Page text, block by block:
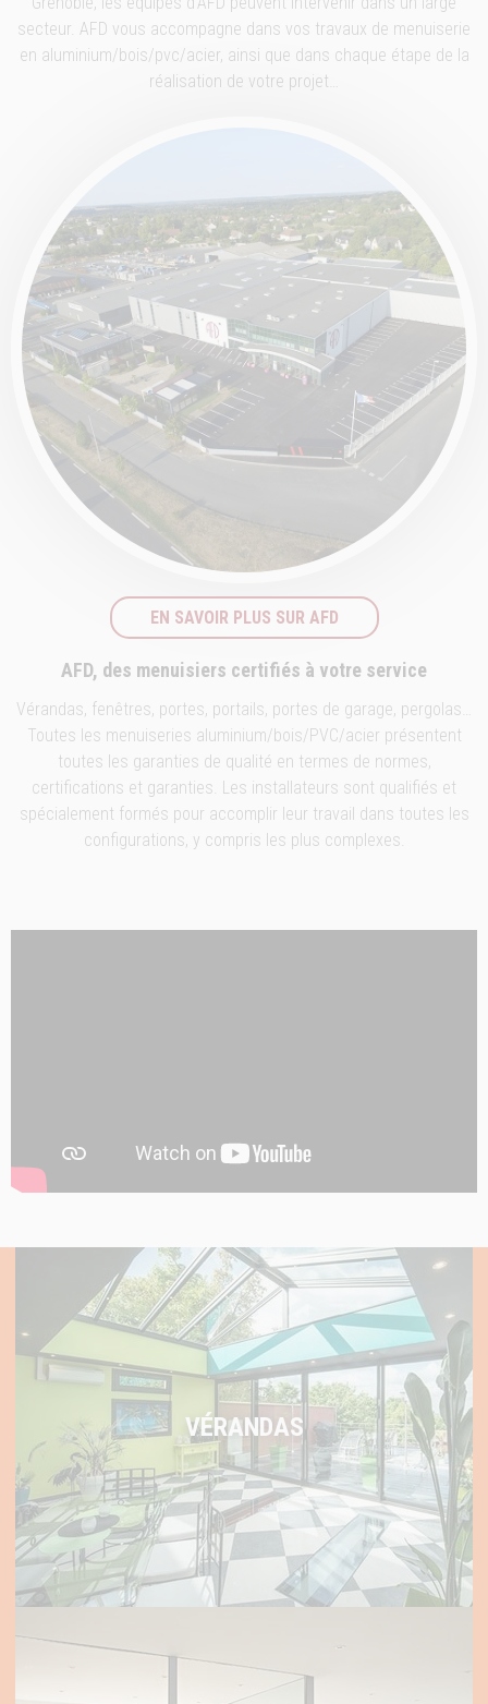
secteur. AFD vous accompagne dans vos travaux de menuiserie
en aluminium/bois/pvc/acier, ainsi que dans chaque étape de la
réalisation de votre projet…
EN SAVOIR PLUS SUR AFD
AFD, des menuisiers certifiés à votre service
Vérandas, fenêtres, portes, portails, portes de garage, pergolas…
Toutes les menuiseries aluminium/bois/PVC/acier présentent
toutes les garanties de qualité en termes de normes,
certifications et garanties. Les installateurs sont qualifiés et
spécialement formés pour accomplir leur travail dans toutes les
configurations, y compris les plus complexes.
VÉRANDAS